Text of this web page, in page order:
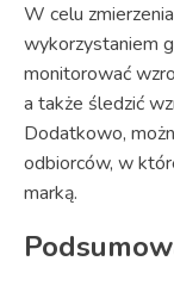
W celu
wykorzystaniem
monitorować
a także śledzić
Dodatkowo,
odbiorców, w
marką.